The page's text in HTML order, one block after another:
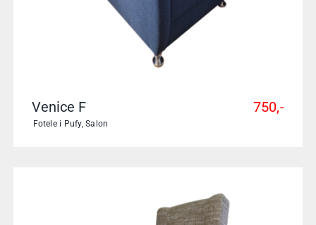
Venice F
Fotele i Pufy,Salon
750,-